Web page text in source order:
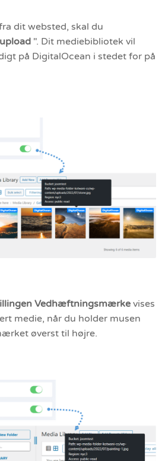
dit websted, skal du
upload ". Dit mediebibliotek vil
på DigitalOcean i stedet for på
Vedhæftningsmærke vises
medie, når du holder musen
øverst til højre.